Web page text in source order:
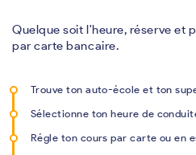
Quelque soit l'heure, réserve et
par carte bancaire.
Trouve ton auto-école et ton
Sélectionne ton heure de
Régle ton cours par carte ou en